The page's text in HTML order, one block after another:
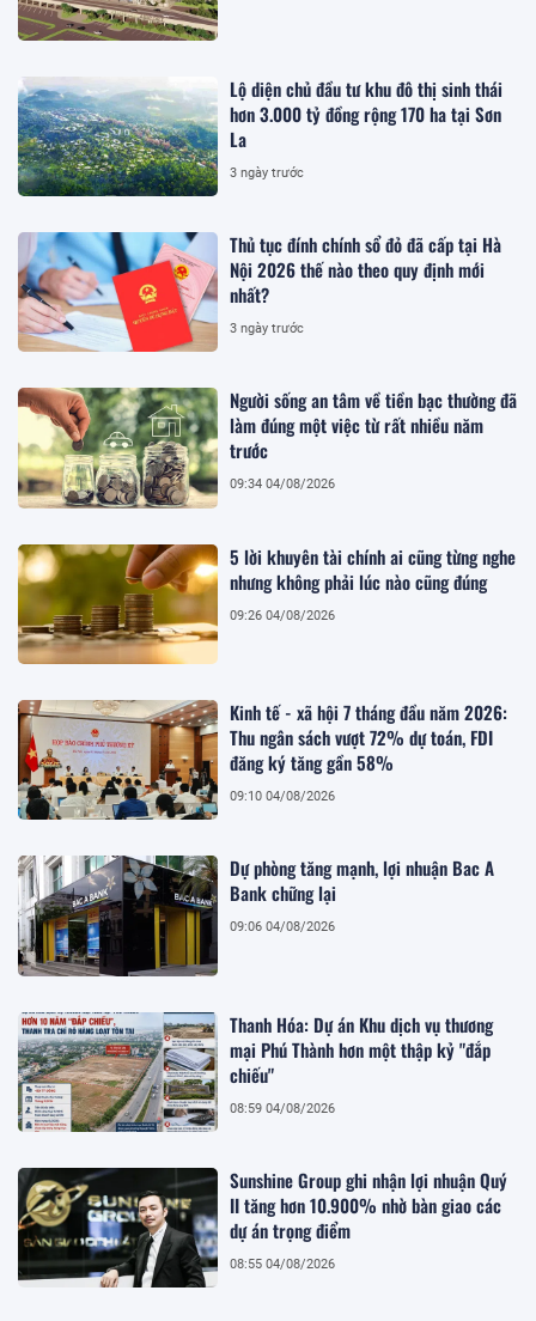
Lộ diện chủ đầu tư khu đô thị sinh thái
hơn 3.000 tỷ đồng rộng 170 ha tại Sơn
La
3 ngày trước
Thủ tục đính chính sổ đỏ đã cấp tại Hà
Nội 2026 thế nào theo quy định mới
nhất?
3 ngày trước
Người sống an tâm về tiền bạc thường đã
làm đúng một việc từ rất nhiều năm
trước
09:34 04/08/2026
5 lời khuyên tài chính ai cũng từng nghe
nhưng không phải lúc nào cũng đúng
09:26 04/08/2026
Kinh tế - xã hội 7 tháng đầu năm 2026:
Thu ngân sách vượt 72% dự toán, FDI
đăng ký tăng gần 58%
09:10 04/08/2026
Dự phòng tăng mạnh, lợi nhuận Bac A
Bank chững lại
09:06 04/08/2026
Thanh Hóa: Dự án Khu dịch vụ thương
mại Phú Thành hơn một thập kỷ "đắp
chiếu"
08:59 04/08/2026
Sunshine Group ghi nhận lợi nhuận Quý
II tăng hơn 10.900% nhờ bàn giao các
dự án trọng điểm
08:55 04/08/2026